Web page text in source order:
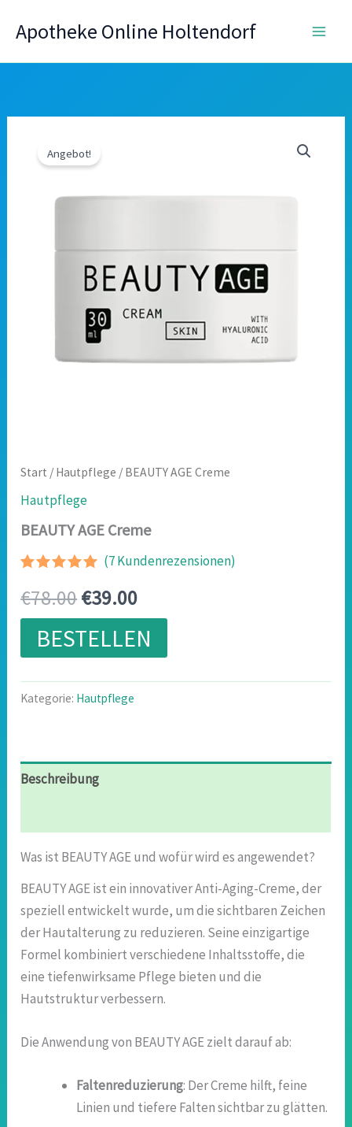
InhaltApotheke Online Holtendorf
Angebot!
Start / Hautpflege / BEAUTY AGE Creme
Hautpflege
BEAUTY AGE Creme
mit4.83
von 5,
basierend
auf
Kundenbewertungen
(7Kundenrezensionen)
€78.00Ursprünglicher
Preis
war:
€78.00
€39.00Aktueller
Preis
ist:
BESTELLEN
Kategorie: Hautpflege
Beschreibung
Was ist BEAUTY AGE und wofür wird es angewendet?
BEAUTY AGE ist ein innovativer Anti-Aging-Creme, der
speziell entwickelt wurde, um die sichtbaren Zeichen
der Hautalterung zu reduzieren. Seine einzigartige
Formel kombiniert verschiedene Inhaltsstoffe, die
eine tiefenwirksame Pflege bieten und die
Hautstruktur verbessern.
Die Anwendung von BEAUTY AGE zielt darauf ab:
Faltenreduzierung: Der Creme hilft, feine
Linien und tiefere Falten sichtbar zu glätten.